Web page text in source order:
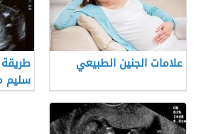
علامات الجنين الطبيعي
سليم